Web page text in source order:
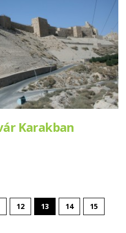
Karakban
12 13 14 15